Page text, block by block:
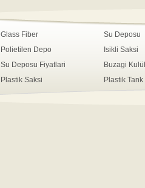
Glass Fiber
Su Deposu
Polietilen Depo
Isikli Saksi
Su Deposu Fiyatlari
Buzagi
Plastik Saksi
Plastik Tank